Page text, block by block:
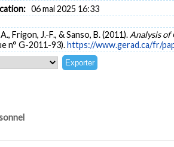
06 mai 2025 16:33
Frigon, J.-F., & Sanso, B. (2011). Analysis of
n° G-2011-93).https://www.gerad.ca/fr/